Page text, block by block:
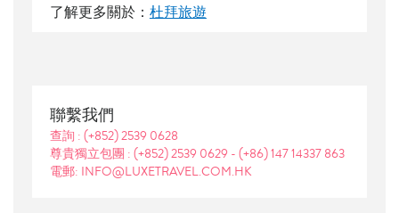
了解更多關於： 杜拜旅遊
聯繫我們
查詢 : (+852) 2539 0628
尊貴獨立包團 : (+852) 2539 0629 - (+86) 147 14337 863
電郵: INFO@LUXETRAVEL.COM.HK